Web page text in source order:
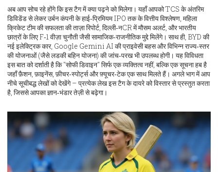
अब आप सोच रहे होंगे कि इस टैग में क्या पढ़ने को मिलेगा। यहाँ आपको TCS के अंतरिम
डिविडेंड से लेकर उर्बन कंपनी के हाई‑प्रिमियम IPO तक के वित्तीय विश्लेषण, महिला
क्रिकेट टीम की सफलता की ताज़ा रिपोर्ट, दिल्ली‑नCR में मौसम अलर्ट, और भारतीय
छात्रों के लिए F‑1 वीज़ा चुनौती जैसी सामाजिक‑राजनीतिक मुद्दे मिलेंगे। साथ ही, BYD की
नई इलेक्ट्रिक कार, Google Gemini AI की प्राइवेसी बहस और विभिन्न राज्य‑स्तर
की योजनाओं (जैसे लडकी बहिन योजना) की जांच‑परख भी उपलब्ध होगी। यह विविधता
इस बात को दर्शाती है कि "सोफी डिवाइन" सिर्फ एक व्यक्तित्व नहीं, बल्कि एक सूचना हब है
जहाँ फ़ैशन, फ़ाइनेंस, फ़ीचर‑स्पोर्ट्स और फ़्यूचर‑टेक एक साथ मिलते हैं। अगले भाग में आप
नीचे सूचीबद्ध लेखों को देखेंगे – प्रत्येक लेख इस टैग के दायरे को विस्तार से प्रस्तुत करता
है, जिससे आपका ज्ञान‑भंडार तेज़ी से बढ़ेगा।